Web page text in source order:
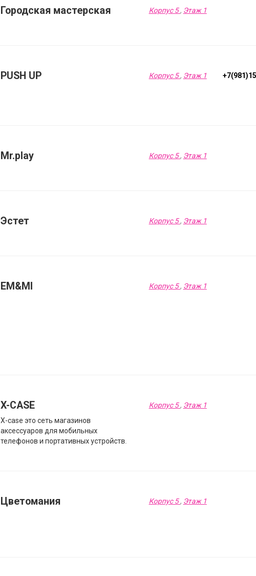
Городская мастерская Корпус 5, Этаж 1
PUSH UP Корпус 5, Этаж 1
Mr.play Корпус 5, Этаж 1
Эстет Корпус 5, Этаж 1
EM&MI Корпус 5, Этаж 1
X-САSE
X-case это сеть магазинов
аксессуаров для мобильных
телефонов и портативных устройств.
Корпус 5, Этаж 1
Цветомания Корпус 5, Этаж 1